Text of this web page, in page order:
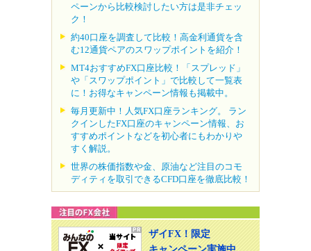
ペーンから比較検討したい方は是非チェッ
ク！
約40口座を調査して比較！高金利通貨を含
む12通貨ペアのスワップポイントを紹介！
MT4おすすめFX口座比較！「スプレッド」
や「スワップポイント」で比較して一覧表
に！お得なキャンペーン情報も掲載中。
毎月更新中！人気FX口座ランキング。 ラン
クインしたFX口座のキャンペーン情報、お
すすめポイントなどを初心者にもわかりや
すく解説。
世界の株価指数や金、原油など注目のコモ
ディティを取引できるCFD口座を徹底比較！
ザイFX！限定